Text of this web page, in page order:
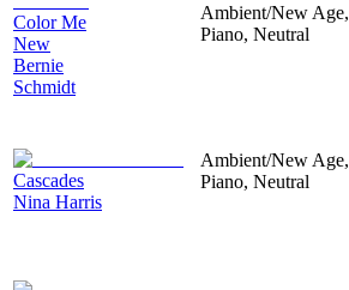
Color Me
New
Bernie
Schmidt
Ambient/New Age,
Piano, Neutral
Cascades
Nina Harris
Ambient/New Age,
Piano, Neutral